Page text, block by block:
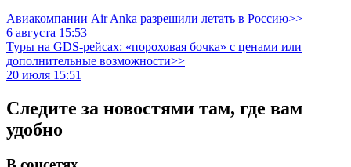
Авиакомпании Air Anka разрешили летать в Россию>>
6 августа 15:53
Туры на GDS-рейсах: «пороховая бочка» с ценами или
дополнительные возможности>>
20 июля 15:51
Следите за новостями там, где вам
удобно